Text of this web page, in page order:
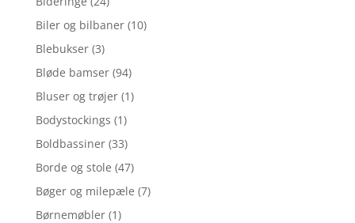
Biler og bilbaner (10)
Blebukser (3)
Bløde bamser (94)
Bluser og trøjer (1)
Bodystockings (1)
Boldbassiner (33)
Borde og stole (47)
Bøger og milepæle (7)
Børnemøbler (1)